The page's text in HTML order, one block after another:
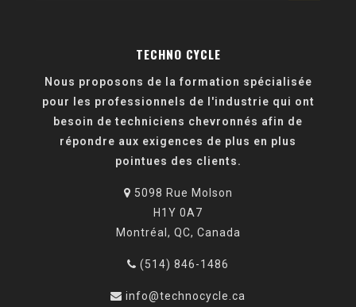
TECHNO CYCLE
Nous proposons de la formation spécialisée
pour les professionnels de l'industrie qui ont
besoin de techniciens chevronnés afin de
répondre aux exigences de plus en plus
pointues des clients.
5098 Rue Molson
H1Y 0A7
Montréal, QC, Canada
(514) 846-1486
info@technocycle.ca